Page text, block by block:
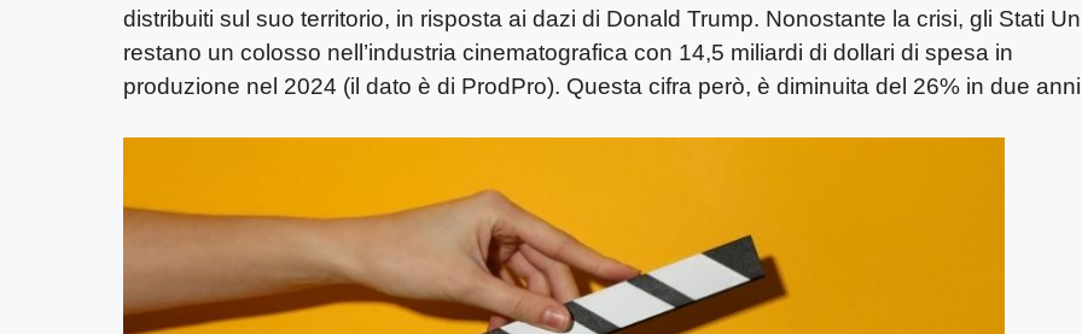
distribuiti sul suo territorio, in risposta ai dazi di Donald Trump. Nonostante la crisi, gli Stati
restano un colosso nell’industria cinematografica con 14,5 miliardi di dollari di spesa in
produzione nel 2024 (il dato è di ProdPro). Questa cifra però, è diminuita del 26% in due